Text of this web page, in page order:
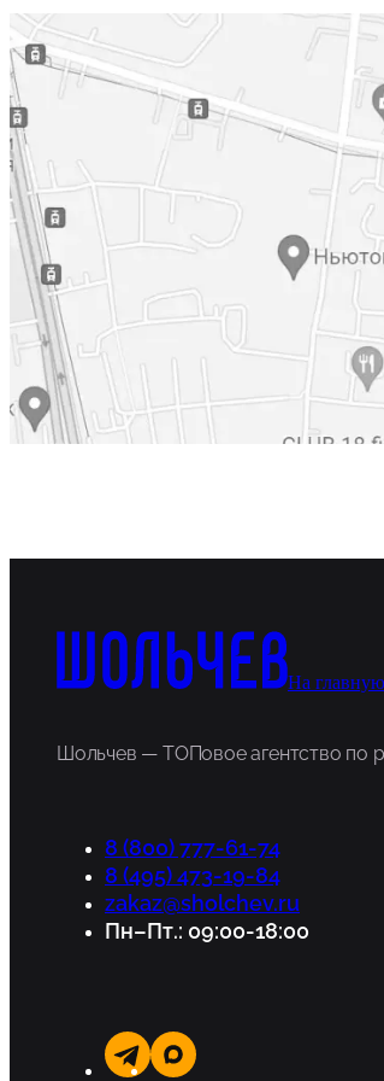
+7 (800) 777-61-74
+7 (495) 473-19-84
@sholchev_agency
Москва, ул.
На главную
Шольчев — ТОПовое агентство по
8 (800) 777-61-74
8 (495) 473-19-84
zakaz@sholchev.ru
Пн–Пт.: 09:00-18:00